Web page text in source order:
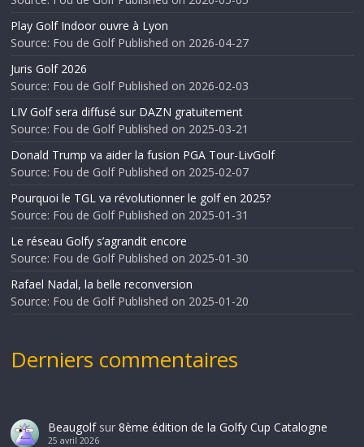
Play Golf Indoor ouvre à Lyon
Source: Fou de Golf Published on 2026-04-27
Juris Golf 2026
Source: Fou de Golf Published on 2026-02-03
LIV Golf sera diffusé sur DAZN gratuitement
Source: Fou de Golf Published on 2025-03-21
Donald Trump va aider la fusion PGA Tour-LivGolf
Source: Fou de Golf Published on 2025-02-07
Pourquoi le TGL va révolutionner le golf en 2025?
Source: Fou de Golf Published on 2025-01-31
Le réseau Golfy s’agrandit encore
Source: Fou de Golf Published on 2025-01-30
Rafael Nadal, la belle reconversion
Source: Fou de Golf Published on 2025-01-20
Derniers commentaires
Beaugolfsur 8ème édition de la Golfy Cup Catalogne
25 avril 2026